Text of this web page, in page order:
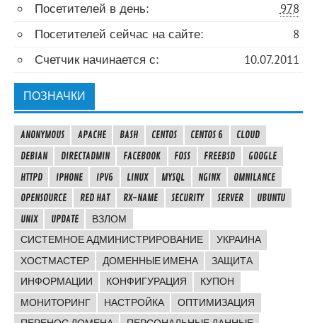
978
Посетителей в день:
8
Посетителей сейчас на сайте:
10.07.2011
Счетчик начинается с:
ПОЗНАЧКИ
ANONYMOUS APACHE BASH CENTOS CENTOS 6
CLOUD
DEBIAN
DIRECTADMIN FACEBOOK FOSS FREEBSD
GOOGLE
HTTPD
IPHONE IPV6 LINUX MYSQL NGINX
OMNILANCE
OPENSOURCE
RED HAT RX-NAME SECURITY SERVER
UBUNTU
UNIX
UPDATE
ВЗЛОМ
СИСТЕМНОЕ АДМИНИСТРИРОВАНИЕ
УКРАИНА
ХОСТМАСТЕР
ДОМЕННЫЕ ИМЕНА
ЗАЩИТА
ИНФОРМАЦИИ
КОНФИГУРАЦИЯ
КУПОН
МОНИТОРИНГ
НАСТРОЙКА
ОПТИМИЗАЦИЯ